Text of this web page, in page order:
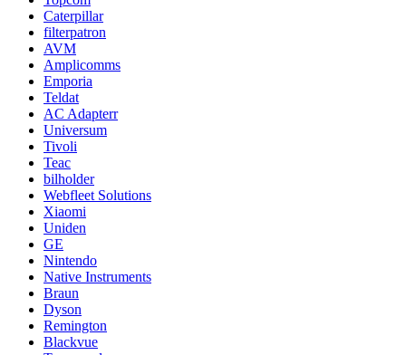
Caterpillar
filterpatron
AVM
Amplicomms
Emporia
Teldat
AC Adapterr
Universum
Tivoli
Teac
bilholder
Webfleet Solutions
Xiaomi
Uniden
GE
Nintendo
Native Instruments
Braun
Dyson
Remington
Blackvue